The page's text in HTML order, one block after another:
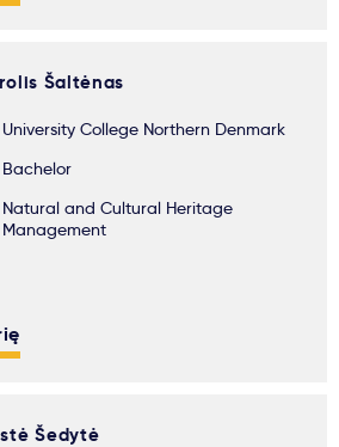
Šaltėnas
University College Northern Denmark
Bachelor
Natural and Cultural Heritage
Management
Šedytė